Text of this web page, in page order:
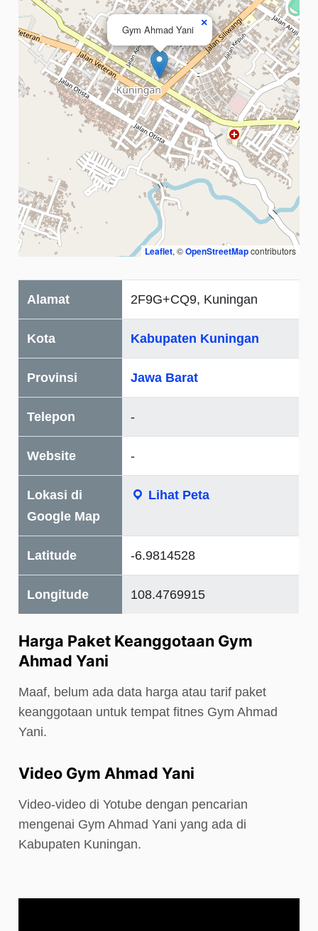
Gym Ahmad Yani
×
Leaflet, ©OpenStreetMapcontributors
Alamat 2F9G+CQ9, Kuningan
Kota Kabupaten Kuningan
Provinsi Jawa Barat
Telepon -
Website -
Lokasi di
Google Map
Lihat Peta
Latitude -6.9814528
Longitude 108.4769915
Harga Paket Keanggotaan Gym
Ahmad Yani
Maaf, belum ada data harga atau tarif paket
keanggotaan untuk tempat fitnes Gym Ahmad
Yani.
Video Gym Ahmad Yani
Video-video di Yotube dengan pencarian
mengenai Gym Ahmad Yani yang ada di
Kabupaten Kuningan.